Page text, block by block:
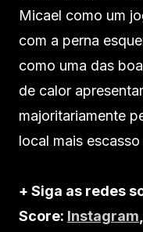
Micael como um
com a perna
como uma das
de calor
majoritariamente
local mais
+ Siga as redes
Score: Instagram